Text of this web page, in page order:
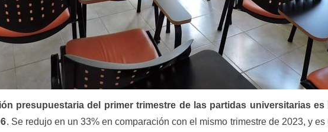
presupuestaria del primer trimestre de las partidas universitarias es
. Se redujo en un 33% en comparación con el mismo trimestre de 2023, y es